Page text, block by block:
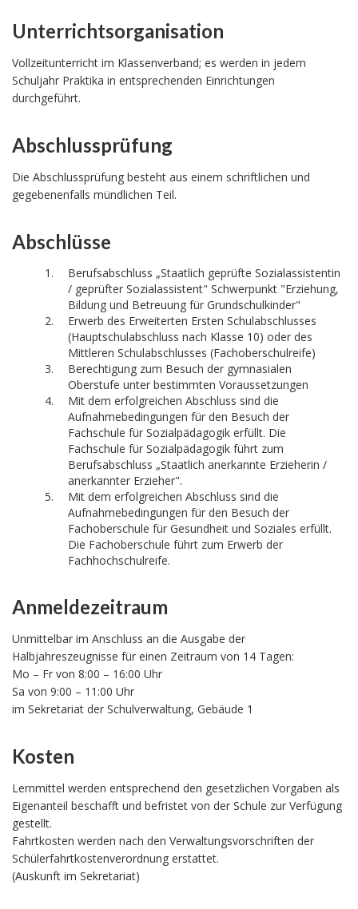
Unterrichtsorganisation
Vollzeitunterricht im Klassenverband; es werden in jedem
Schuljahr Praktika in entsprechenden Einrichtungen
durchgeführt.
Abschlussprüfung
Die Abschlussprüfung besteht aus einem schriftlichen und
gegebenenfalls mündlichen Teil.
Abschlüsse
Berufsabschluss „Staatlich geprüfte Sozialassistentin
/ geprüfter Sozialassistent" Schwerpunkt "Erziehung,
Bildung und Betreuung für Grundschulkinder"
Erwerb des Erweiterten Ersten Schulabschlusses
(Hauptschulabschluss nach Klasse 10) oder des
Mittleren Schulabschlusses (Fachoberschulreife)
Berechtigung zum Besuch der gymnasialen
Oberstufe unter bestimmten Voraussetzungen
Mit dem erfolgreichen Abschluss sind die
Aufnahmebedingungen für den Besuch der
Fachschule für Sozialpädagogik erfüllt. Die
Fachschule für Sozialpädagogik führt zum
Berufsabschluss „Staatlich anerkannte Erzieherin /
anerkannter Erzieher".
Mit dem erfolgreichen Abschluss sind die
Aufnahmebedingungen für den Besuch der
Fachoberschule für Gesundheit und Soziales erfüllt.
Die Fachoberschule führt zum Erwerb der
Fachhochschulreife.
Anmeldezeitraum
Unmittelbar im Anschluss an die Ausgabe der
Halbjahreszeugnisse für einen Zeitraum von 14 Tagen:
Mo – Fr von 8:00 – 16:00 Uhr
Sa von 9:00 – 11:00 Uhr
im Sekretariat der Schulverwaltung, Gebäude 1
Kosten
Lernmittel werden entsprechend den gesetzlichen Vorgaben als
Eigenanteil beschafft und befristet von der Schule zur Verfügung
gestellt.
Fahrtkosten werden nach den Verwaltungsvorschriften der
Schülerfahrtkostenverordnung erstattet.
(Auskunft im Sekretariat)